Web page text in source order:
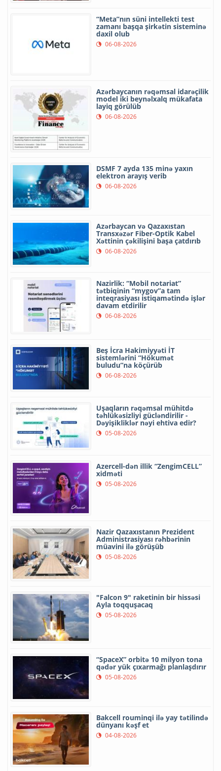
“Meta”nın süni intellekti test
zamanı başqa şirkətin sisteminə
daxil olub
06-08-2026
Azərbaycanın rəqəmsal idarəçilik
model iki beynəlxalq mükafata
layiq görülüb
06-08-2026
DSMF 7 ayda 135 minə yaxın
elektron arayış verib
06-08-2026
Azərbaycan və Qazaxıstan
Transxəzər Fiber-Optik Kabel
Xəttinin çəkilişini başa çatdırıb
06-08-2026
Nazirlik: “Mobil notariat”
tətbiqinin “mygov”a tam
inteqrasiyası istiqamətində işlər
davam etdirilir
06-08-2026
Beş İcra Hakimiyyəti İT
sistemlərini “Hökumət
buludu”na köçürüb
06-08-2026
Uşaqların rəqəmsal mühitdə
təhlükəsizliyi gücləndirilir -
Dəyişikliklər nəyi ehtiva edir?
05-08-2026
Azercell-dən illik “ZengimCELL”
xidməti
05-08-2026
Nazir Qazaxıstanın Prezident
Administrasiyası rəhbərinin
müavini ilə görüşüb
05-08-2026
"Falcon 9" raketinin bir hissəsi
Ayla toqquşacaq
05-08-2026
“SpaceX” orbitə 10 milyon tona
qədər yük çıxarmağı planlaşdırır
05-08-2026
Bakcell rouminqi ilə yay tətilində
dünyanı kəşf et
04-08-2026